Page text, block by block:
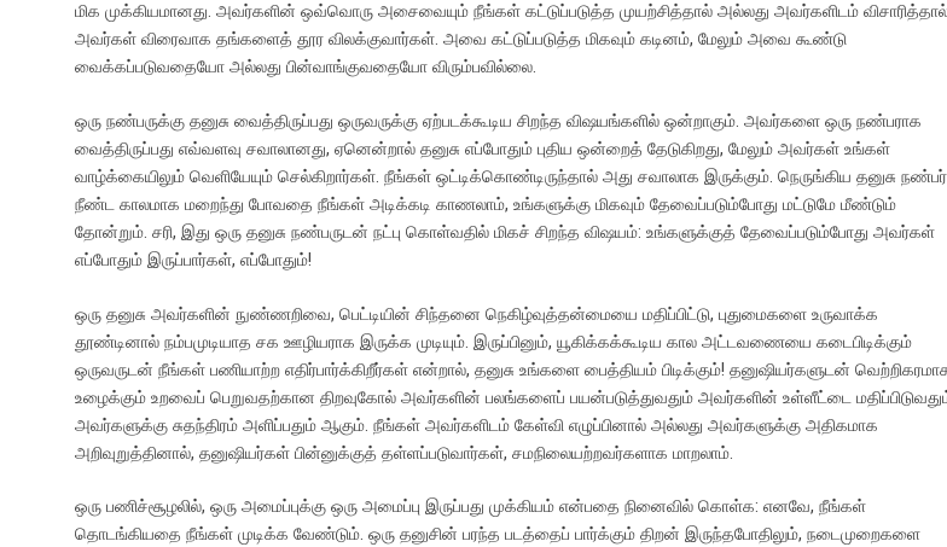
மிக முக்கியமானது. அவர்களின் ஒவ்வொரு அசைவையும் நீங்கள் கட்டுப்படுத்த முயற்சித்தால் அல்லது அவர்களிடம்
அவர்கள் விரைவாக தங்களைத் தூர விலக்குவார்கள். அவை கட்டுப்படுத்த மிகவும் கடினம், மேலும் அவை கூண்டு
வைக்கப்படுவதையோ அல்லது பின்வாங்குவதையோ விரும்பவில்லை.
ஒரு நண்பருக்கு தனுசு வைத்திருப்பது ஒருவருக்கு ஏற்படக்கூடிய சிறந்த விஷயங்களில் ஒன்றாகும். அவர்களை ஒரு நண்பராக
வைத்திருப்பது எவ்வளவு சவாலானது, ஏனென்றால் தனுசு எப்போதும் புதிய ஒன்றைத் தேடுகிறது, மேலும் அவர்கள் உங்கள்
வாழ்க்கையிலும் வெளியேயும் செல்கிறார்கள். நீங்கள் ஒட்டிக்கொண்டிருந்தால் அது சவாலாக இருக்கும். நெருங்கிய தனுசு நண்பர்
நீண்ட காலமாக மறைந்து போவதை நீங்கள் அடிக்கடி காணலாம், உங்களுக்கு மிகவும் தேவைப்படும்போது மட்டுமே மீண்டும்
தோன்றும். சரி, இது ஒரு தனுசு நண்பருடன் நட்பு கொள்வதில் மிகச் சிறந்த விஷயம்: உங்களுக்குத் தேவைப்படும்போது அவர்கள்
எப்போதும் இருப்பார்கள், எப்போதும்!
ஒரு தனுசு அவர்களின் நுண்ணறிவை, பெட்டியின் சிந்தனை நெகிழ்வுத்தன்மையை மதிப்பிட்டு, புதுமைகளை உருவாக்க
தூண்டினால் நம்பமுடியாத சக ஊழியராக இருக்க முடியும். இருப்பினும், யூகிக்கக்கூடிய கால அட்டவணையை கடைபிடிக்கும்
ஒருவருடன் நீங்கள் பணியாற்ற எதிர்பார்க்கிறீர்கள் என்றால், தனுசு உங்களை பைத்தியம் பிடிக்கும்! தனுஷியர்களுடன்
உழைக்கும் உறவைப் பெறுவதற்கான திறவுகோல் அவர்களின் பலங்களைப் பயன்படுத்துவதும் அவர்களின் உள்ளீட்டை
அவர்களுக்கு சுதந்திரம் அளிப்பதும் ஆகும். நீங்கள் அவர்களிடம் கேள்வி எழுப்பினால் அல்லது அவர்களுக்கு அதிகமாக
அறிவுறுத்தினால், தனுஷியர்கள் பின்னுக்குத் தள்ளப்படுவார்கள், சமநிலையற்றவர்களாக மாறலாம்.
ஒரு பணிச்சூழலில், ஒரு அமைப்புக்கு ஒரு அமைப்பு இருப்பது முக்கியம் என்பதை நினைவில் கொள்க: எனவே, நீங்கள்
தொடங்கியதை நீங்கள் முடிக்க வேண்டும். ஒரு தனுசின் பரந்த படத்தைப் பார்க்கும் திறன் இருந்தபோதிலும், நடைமுறைகளை